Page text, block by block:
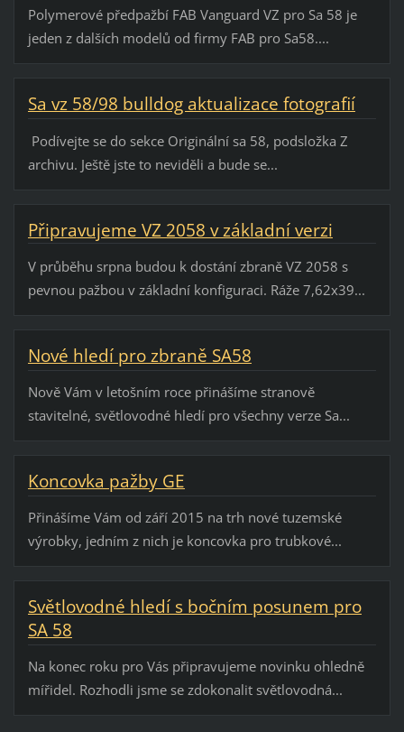
Polymerové předpažbí FAB Vanguard VZ pro Sa 58 je
jeden z dalších modelů od firmy FAB pro Sa58....
Sa vz 58/98 bulldog aktualizace fotografií
Podívejte se do sekce Originální sa 58, podsložka Z
archivu. Ještě jste to neviděli a bude se...
Připravujeme VZ 2058 v základní verzi
V průběhu srpna budou k dostání zbraně VZ 2058 s
pevnou pažbou v základní konfiguraci. Ráže 7,62x39...
Nové hledí pro zbraně SA58
Nově Vám v letošním roce přinášíme stranově
stavitelné, světlovodné hledí pro všechny verze Sa...
Koncovka pažby GE
Přinášíme Vám od září 2015 na trh nové tuzemské
výrobky, jedním z nich je koncovka pro trubkové...
Světlovodné hledí s bočním posunem pro
SA 58
Na konec roku pro Vás připravujeme novinku ohledně
mířidel. Rozhodli jsme se zdokonalit světlovodná...